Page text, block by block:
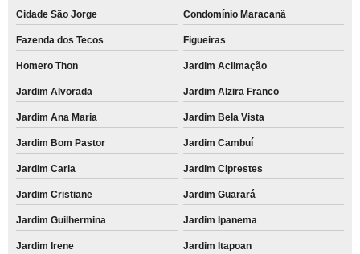
Cidade São Jorge Condomínio Maracanã
Fazenda dos Tecos Figueiras
Homero Thon Jardim Aclimação
Jardim Alvorada Jardim Alzira Franco
Jardim Ana Maria Jardim Bela Vista
Jardim Bom Pastor Jardim Cambuí
Jardim Carla Jardim Ciprestes
Jardim Cristiane Jardim Guarará
Jardim Guilhermina Jardim Ipanema
Jardim Irene Jardim Itapoan